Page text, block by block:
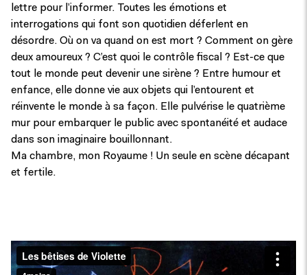
lettre pour l’informer. Toutes les émotions et
interrogations qui font son quotidien déferlent en
désordre. Où on va quand on est mort ? Comment on gère
deux amoureux ? C’est quoi le contrôle fiscal ? Est-ce que
tout le monde peut devenir une sirène ? Entre humour et
enfance, elle donne vie aux objets qui l’entourent et
réinvente le monde à sa façon. Elle pulvérise le quatrième
mur pour embarquer le public avec spontanéité et audace
dans son imaginaire bouillonnant.
Ma chambre, mon Royaume ! Un seule en scène décapant
et fertile.